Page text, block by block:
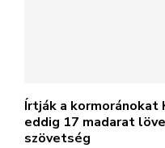
Írtják a kormoránokat
eddig 17 madarat
szövetség